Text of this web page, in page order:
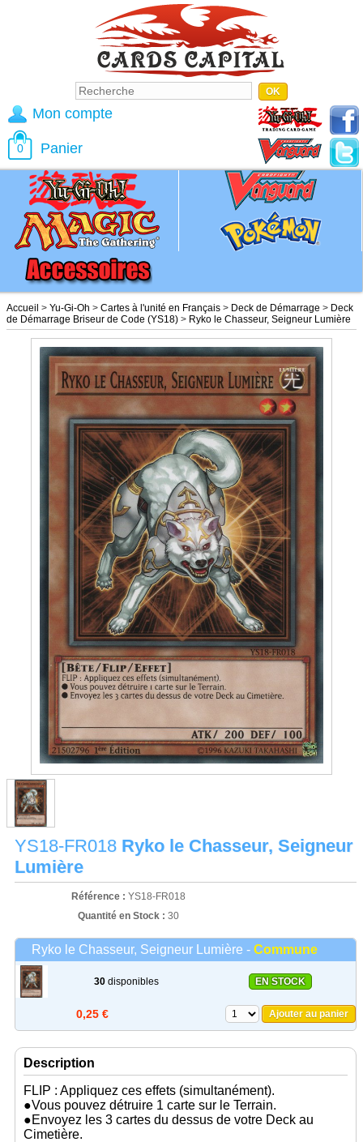
Accueil > Yu-Gi-Oh > Cartes à l'unité en Français > Deck de Démarrage > Deck
de Démarrage Briseur de Code (YS18) > Ryko le Chasseur, Seigneur Lumière
YS18-FR018 Ryko le Chasseur, Seigneur
Lumière
Référence : YS18-FR018
Quantité en Stock : 30
Ryko le Chasseur, Seigneur Lumière - Commune
30disponibles EN STOCK
0,25 € Ajouter au panier
Description
FLIP : Appliquez ces effets (simultanément).
●Vous pouvez détruire 1 carte sur le Terrain.
●Envoyez les 3 cartes du dessus de votre Deck au
Cimetière.
Mon compte
0 Panier